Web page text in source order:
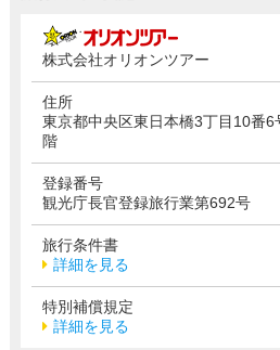
株式会社オリオンツアー
住所
東京都中央区東日本橋3丁目10番
階
登録番号
観光庁長官登録旅行業第692号
旅行条件書
詳細を見る
特別補償規定
詳細を見る